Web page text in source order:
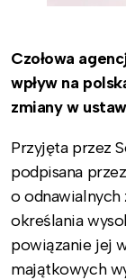
Czołowa
wpływ na
zmiany w
Przyjęta przez
podpisana
o odnawialnych
określania
powiązanie jej
majątkowych